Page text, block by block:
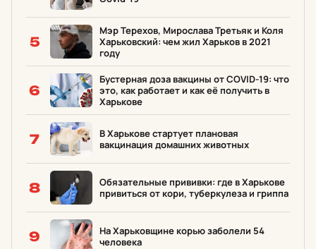
5
Мэр Терехов, Мирослава Третьяк и Коля
Харьковский: чем жил Харьков в 2021
году
6
Бустерная доза вакцины от COVID-19: что
это, как работает и как её получить в
Харькове
7
В Харькове стартует плановая
вакцинация домашних животных
8
Обязательные прививки: где в Харькове
привиться от кори, туберкулеза и гриппа
9
На Харьковщине корью заболели 54
человека